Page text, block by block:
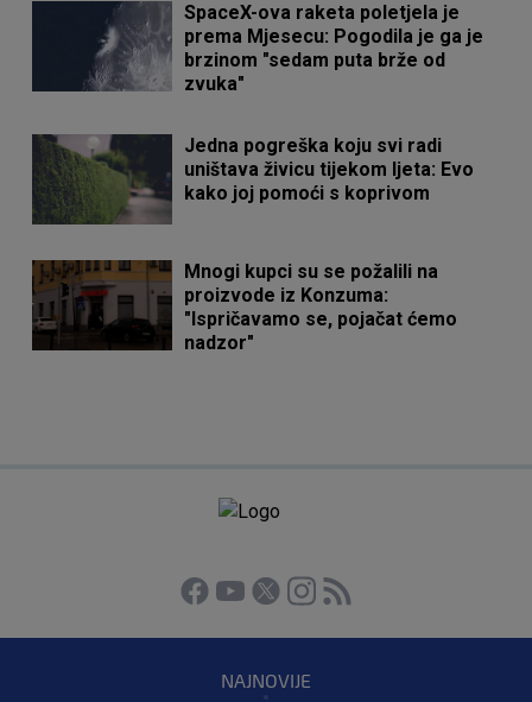
SpaceX-ova raketa poletjela je
prema Mjesecu: Pogodila je ga je
brzinom "sedam puta brže od
zvuka"
Jedna pogreška koju svi radi
uništava živicu tijekom ljeta: Evo
kako joj pomoći s koprivom
Mnogi kupci su se požalili na
proizvode iz Konzuma:
"Ispričavamo se, pojačat ćemo
nadzor"
NAJNOVIJE